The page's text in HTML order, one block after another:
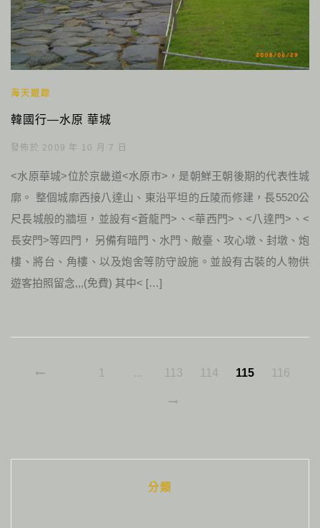
海天遊踪
韓國行—水原 華城
發佈於 2009 年 10 月 7 日
<水原華城>位於京畿道<水原市>，是朝鮮王朝後期的代表性城
廓。 整個城廓西接八達山、東沿平坦的丘陵而修建，長5520公
尺長城般的牆垣，並設有<蒼龍門>、<華西門>、<八達門>、<
長安門>等四門， 另備有暗門、水門、敵臺、攻心墩、封墩、炮
樓、將台、角樓、以及炮舍等防守設施。並設有古裝的人物供
遊客拍照留念,,,(免費) 其中< […]
1 ... 113 114 115 116
分類